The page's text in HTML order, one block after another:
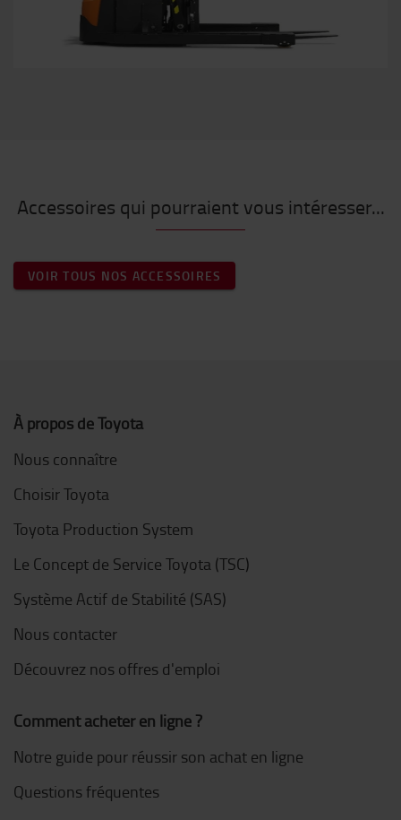
Accessoires qui pourraient vous intéresser...
VOIR TOUS NOS ACCESSOIRES
À propos de Toyota
Nous connaître
Choisir Toyota
Toyota Production System
Le Concept de Service Toyota (TSC)
Système Actif de Stabilité (SAS)
Nous contacter
Découvrez nos offres d'emploi
Comment acheter en ligne ?
Notre guide pour réussir son achat en ligne
Questions fréquentes